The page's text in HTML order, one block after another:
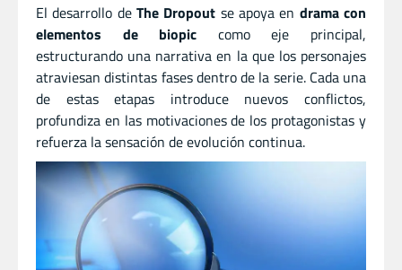
El desarrollo de The Dropout se apoya en drama con
elementos de biopic como eje principal,
estructurando una narrativa en la que los personajes
atraviesan distintas fases dentro de la serie. Cada una
de estas etapas introduce nuevos conflictos,
profundiza en las motivaciones de los protagonistas y
refuerza la sensación de evolución continua.